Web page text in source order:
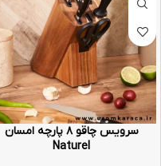
سرویس چاقو ۸ پارچه امسان
Naturel